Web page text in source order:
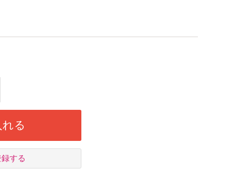
る
する